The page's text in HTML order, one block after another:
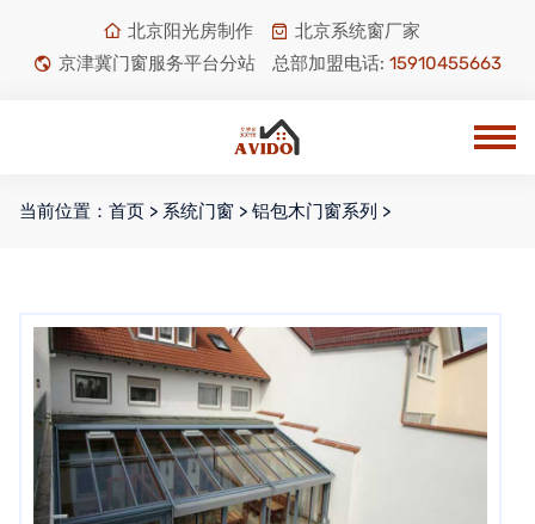
北京阳光房制作
北京系统窗厂家
京津冀门窗服务平台分站
总部加盟电话: 15910455663
当前位置： 首页 > 系统门窗 > 铝包木门窗系列 >